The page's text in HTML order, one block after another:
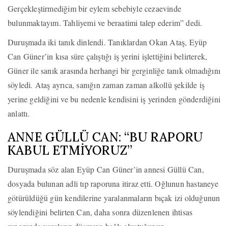
Gerçekleştirmediğim bir eylem sebebiyle cezaevinde
bulunmaktayım. Tahliyemi ve beraatimi talep ederim” dedi.
Duruşmada iki tanık dinlendi. Tanıklardan Okan Ataş, Eyüp
Can Güner’in kısa süre çalıştığı iş yerini işlettiğini belirterek,
Güner ile sanık arasında herhangi bir gerginliğe tanık olmadığını
söyledi. Ataş ayrıca, sanığın zaman zaman alkollü şekilde iş
yerine geldiğini ve bu nedenle kendisini iş yerinden gönderdiğini
anlattı.
ANNE GÜLLÜ CAN: “BU RAPORU
KABUL ETMİYORUZ”
Duruşmada söz alan Eyüp Can Güner’in annesi Güllü Can,
dosyada bulunan adli tıp raporuna itiraz etti. Oğlunun hastaneye
götürüldüğü gün kendilerine yaralanmaların bıçak izi olduğunun
söylendiğini belirten Can, daha sonra düzenlenen ihtisas